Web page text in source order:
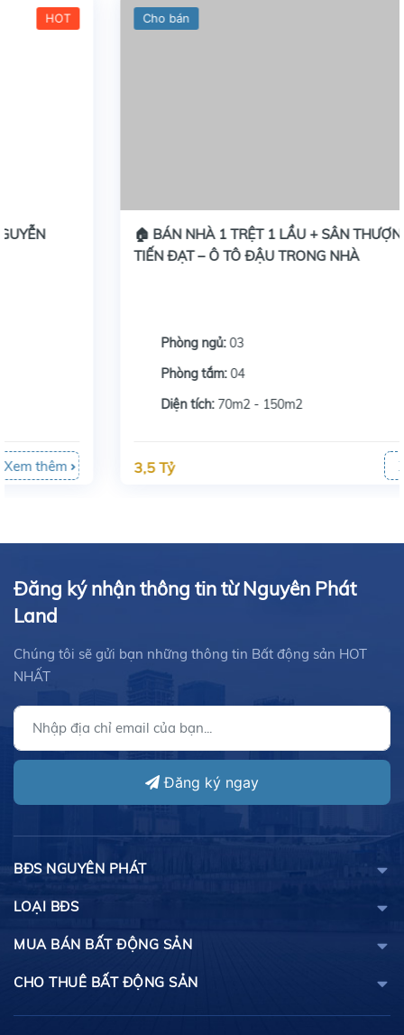
Cho bán
🏠 BÁN NHÀ 1 TRỆT 1 LẦU + SÂN THƯỢNG KHU
TIẾN ĐẠT – Ô TÔ ĐẬU TRONG NHÀ
70m2 - 150m2
3,5 Tỷ
Đăng ký nhận thông tin từ Nguyên Phát
Land
Chúng tôi sẽ gửi bạn những thông tin Bất động sản HOT
NHẤT
Đăng ký ngay
BĐS NGUYÊN PHÁT
LOẠI BĐS
MUA BÁN BẤT ĐỘNG SẢN
CHO THUÊ BẤT ĐỘNG SẢN